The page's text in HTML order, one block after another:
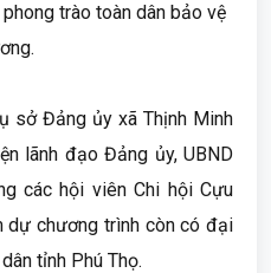
trào toàn dân bảo vệ
sở Đảng ủy xã Thịnh Minh
lãnh đạo Đảng ủy, UBND
các hội viên Chi hội Cựu
dự chương trình còn có đại
tỉnh Phú Thọ.